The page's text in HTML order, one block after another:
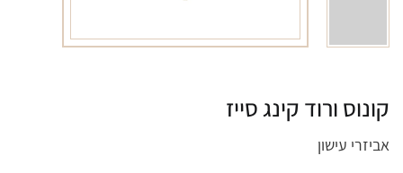
קונוס ורוד קינג סייז
אביזרי עישון